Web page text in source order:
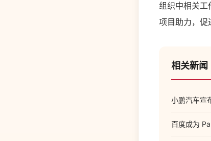
组织中相关工
项目助力，促
相关新闻
小鹏汽车宣
百度成为